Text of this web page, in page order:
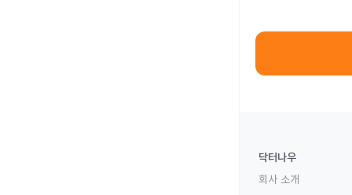
닥터나우
회사 소개